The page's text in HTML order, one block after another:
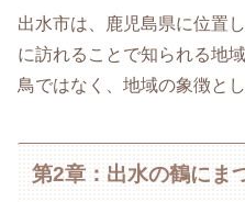
出水市は、鹿児島県に位置
に訪れることで知られる地
鳥ではなく、地域の象徴と
第2章：出水の鶴にま